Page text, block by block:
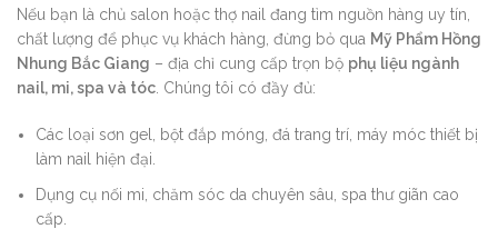
Nếu bạn là chủ salon hoặc thợ nail đang tìm nguồn hàng uy tín,
chất lượng để phục vụ khách hàng, đừng bỏ qua Mỹ Phẩm Hồng
Nhung Bắc Giang – địa chỉ cung cấp trọn bộ phụ liệu ngành
nail, mi, spa và tóc . Chúng tôi có đầy đủ:
Các loại sơn gel, bột đắp móng, đá trang trí, máy móc thiết bị
làm nail hiện đại.
Dụng cụ nối mi, chăm sóc da chuyên sâu, spa thư giãn cao
cấp.